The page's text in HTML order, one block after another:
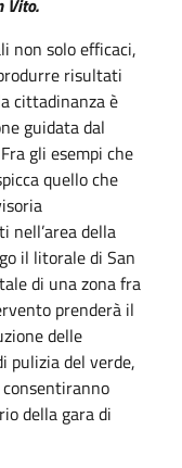
non solo efficaci,
risultati
cittadinanza è
guidata dal
gli esempi che
quello che
nell’area della
il litorale di San
di una zona fra
prenderà il
delle
pulizia del verde,
della gara di